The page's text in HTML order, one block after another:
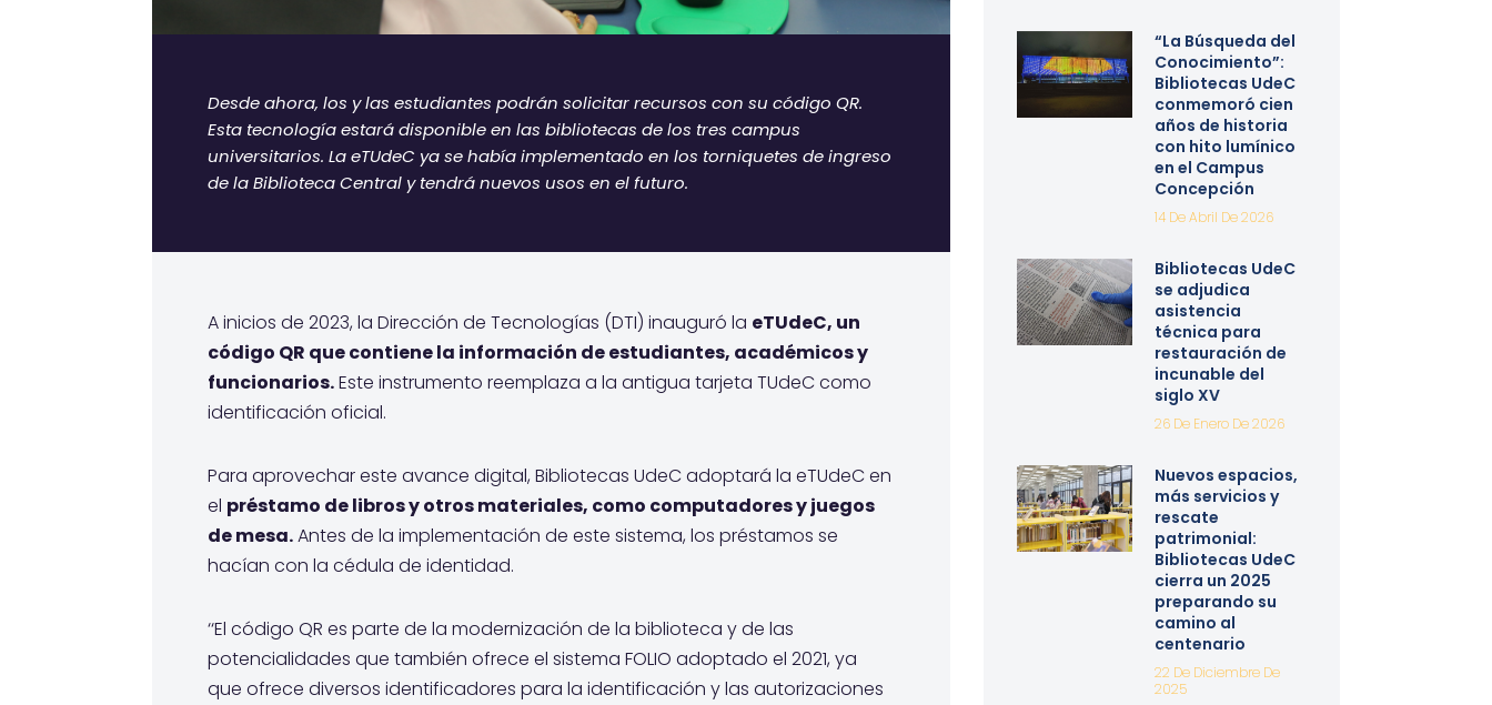
Desde ahora, los y las estudiantes podrán solicitar recursos con su código QR.
Esta tecnología estará disponible en las bibliotecas de los tres campus
universitarios. La eTUdeC ya se había implementado en los torniquetes de ingreso
de la Biblioteca Central y tendrá nuevos usos en el futuro.
A inicios de 2023, la Dirección de Tecnologías (DTI) inauguró la eTUdeC, un
código QR que contiene la información de estudiantes, académicos y
funcionarios.Este instrumento reemplaza a la antigua tarjeta TUdeC como
identificación oficial.
Para aprovechar este avance digital, Bibliotecas UdeC adoptará la eTUdeC en
el préstamo de libros y otros materiales, como computadores y juegos
de mesa.Antes de la implementación de este sistema, los préstamos se
hacían con la cédula de identidad.
‘‘El código QR es parte de la modernización de la biblioteca y de las
potencialidades que también ofrece el sistema FOLIO adoptado el 2021, ya
que ofrece diversos identificadores para la identificación y las autorizaciones
“La Búsqueda del
Conocimiento”:
Bibliotecas UdeC
conmemoró cien
años de historia
con hito lumínico
en el Campus
Concepción
14 De Abril De 2026
Bibliotecas UdeC
se adjudica
asistencia
técnica para
restauración de
incunable del
siglo XV
26 De Enero De 2026
Nuevos espacios,
más servicios y
rescate
patrimonial:
Bibliotecas UdeC
cierra un 2025
preparando su
camino al
centenario
22 De Diciembre De
2025